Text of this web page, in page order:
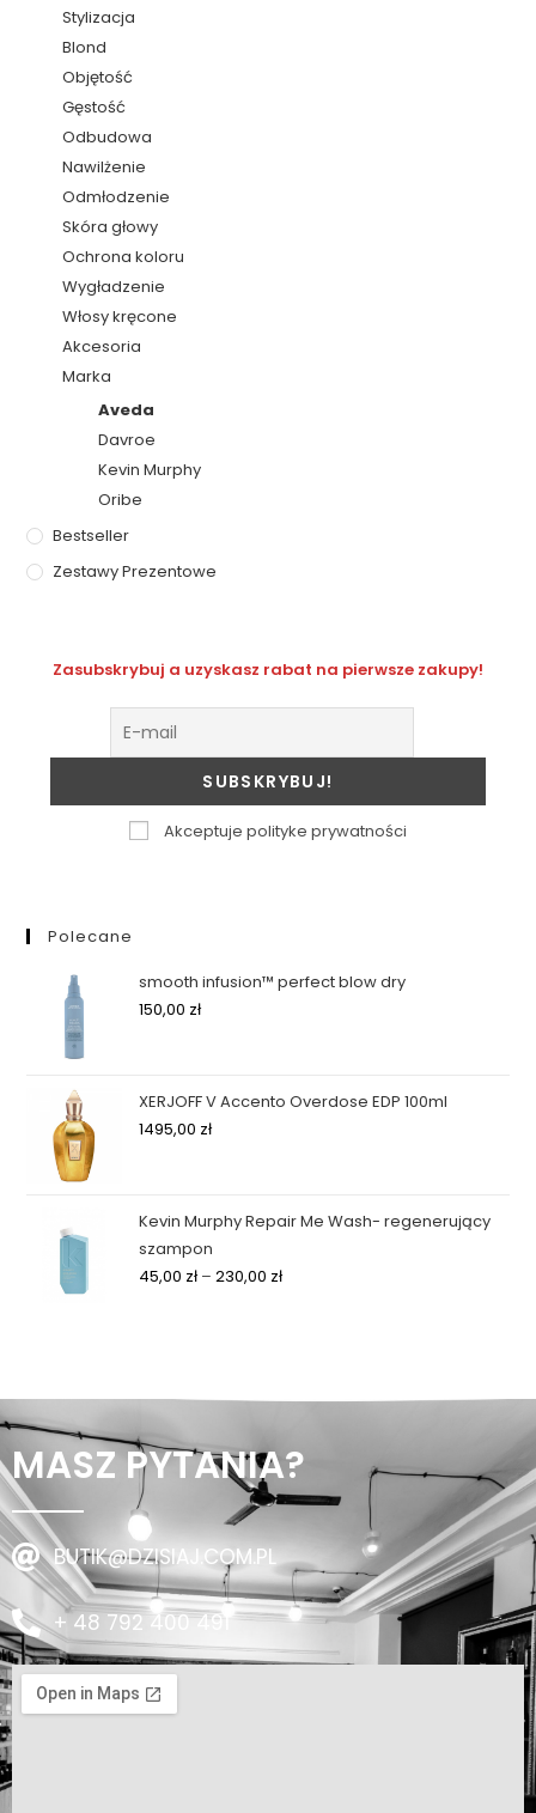
Stylizacja
Blond
Objętość
Gęstość
Odbudowa
Nawilżenie
Odmłodzenie
Skóra głowy
Ochrona koloru
Wygładzenie
Włosy kręcone
Akcesoria
Marka
Aveda
Davroe
Kevin Murphy
Oribe
Bestseller
Zestawy Prezentowe
Zasubskrybuj a uzyskasz rabat na pierwsze zakupy!
Akceptuje polityke prywatności
Polecane
smooth infusion™ perfect blow dry
150,00 zł
XERJOFF V Accento Overdose EDP 100ml
1495,00 zł
Kevin Murphy Repair Me Wash- regenerujący
szampon
45,00 zł– 230,00 zł
MASZ PYTANIA?
BUTIK@DZISIAJ.COM.PL
+ 48 792 400 491